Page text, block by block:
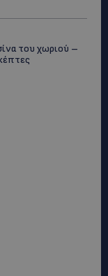
του χωριού –